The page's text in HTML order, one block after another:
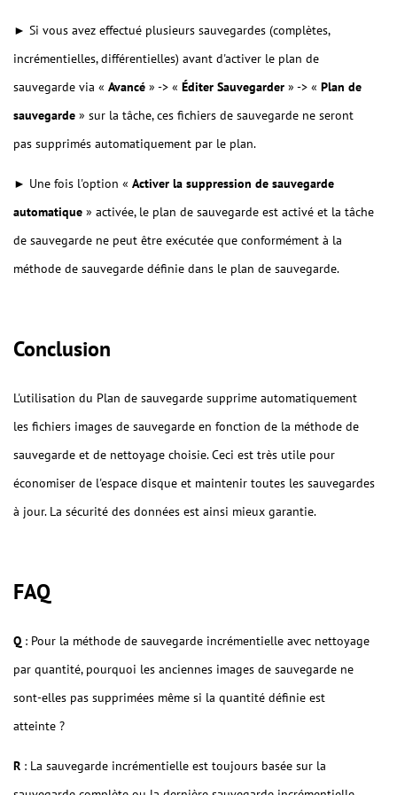
► Si vous avez effectué plusieurs sauvegardes (complètes,
incrémentielles, différentielles) avant d'activer le plan de
sauvegarde via « Avancé » -> « Éditer Sauvegarder » -> « Plan de
sauvegarde » sur la tâche, ces fichiers de sauvegarde ne seront
pas supprimés automatiquement par le plan.
► Une fois l'option « Activer la suppression de sauvegarde
automatique » activée, le plan de sauvegarde est activé et la tâche
de sauvegarde ne peut être exécutée que conformément à la
méthode de sauvegarde définie dans le plan de sauvegarde.
Conclusion
L'utilisation du Plan de sauvegarde supprime automatiquement
les fichiers images de sauvegarde en fonction de la méthode de
sauvegarde et de nettoyage choisie. Ceci est très utile pour
économiser de l'espace disque et maintenir toutes les sauvegardes
à jour. La sécurité des données est ainsi mieux garantie.
FAQ
Q : Pour la méthode de sauvegarde incrémentielle avec nettoyage
par quantité, pourquoi les anciennes images de sauvegarde ne
sont-elles pas supprimées même si la quantité définie est
atteinte ?
R : La sauvegarde incrémentielle est toujours basée sur la